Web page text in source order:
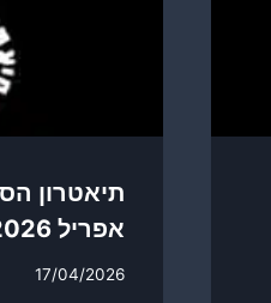
תיאטרון
אפריל 2026 בזמן השיפוצים ביפו
17/04/2026